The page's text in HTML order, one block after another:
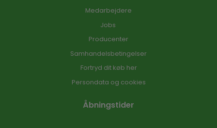
Medarbejdere
Jobs
Producenter
Samhandelsbetingelser
Fortryd dit køb her
Persondata og cookies
Åbningstider